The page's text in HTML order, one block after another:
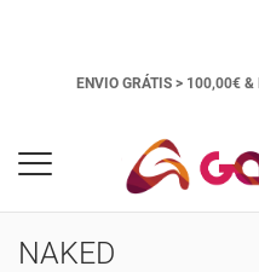
ENVIO GRÁTIS > 100,00€ &
NAKED